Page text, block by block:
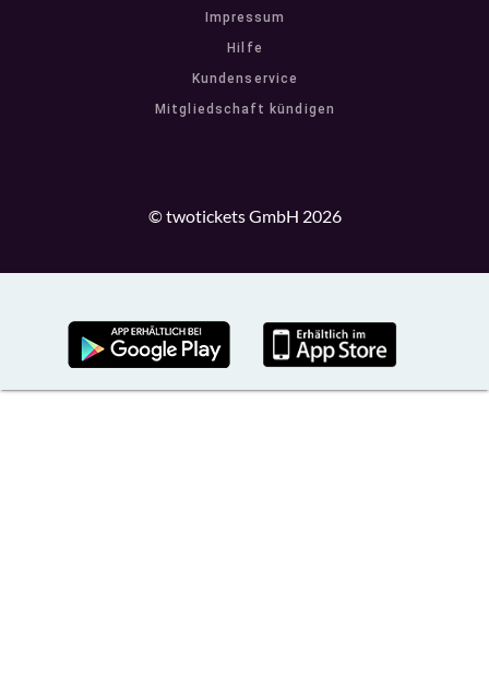
Impressum
Hilfe
Kundenservice
Mitgliedschaft kündigen
© twotickets GmbH 2026